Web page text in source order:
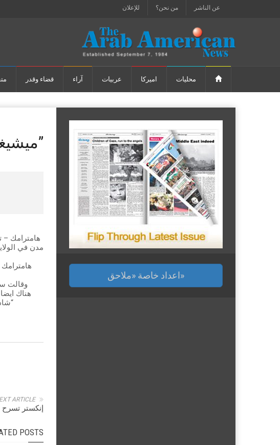
عن الناشر من نحن؟ للإعلان
محليات اميركا عربيات آراء قضاء وقدر
“ميشيغن ترحب بالمهاجرين”
هامترامك –
مدن في
وقالت
هناك
ARTICLE
إنكستر
POSTS
اعداد خاصة «ملاحق»